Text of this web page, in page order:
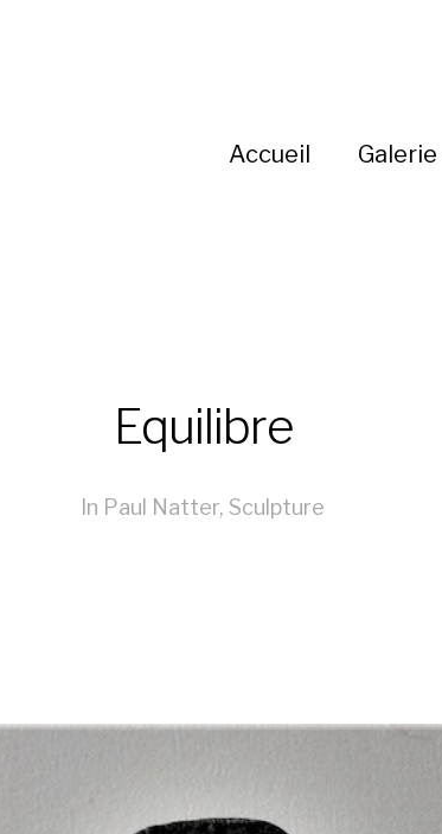
Accueil Galerie
Equilibre
In Paul Natter, Sculpture